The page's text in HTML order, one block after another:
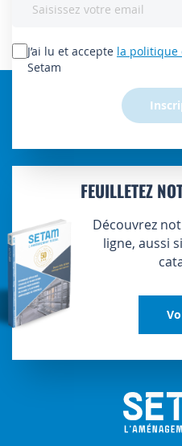
lettre
d’information
J’ai lu et accepte la politique
Setam
FEUILLETEZ
Découvrez
ligne, aussi